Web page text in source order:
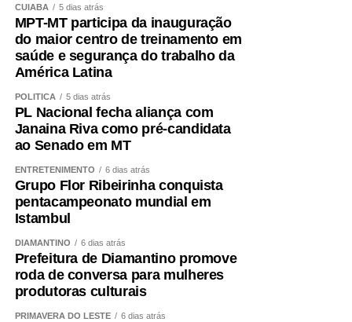
A expectativa é que, em 2026, cerca de 22,2 milhões
de trabalhadores recebam o abono salarial.
COMENTE ABAIXO:
WhatsApp
Facebook
Twitter
Messenger
LinkedIn
Share
CUIABÁ 5 dias atrás
MPT-MT participa da inauguração
do maior centro de treinamento em
saúde e segurança do trabalho da
América Latina
POLÍTICA 5 dias atrás
PL Nacional fecha aliança com
Janaina Riva como pré-candidata
ao Senado em MT
ENTRETENIMENTO 6 dias atrás
Grupo Flor Ribeirinha conquista
pentacampeonato mundial em
Istambul
DIAMANTINO 6 dias atrás
Prefeitura de Diamantino promove
roda de conversa para mulheres
produtoras culturais
PRIMAVERA DO LESTE 6 dias atrás